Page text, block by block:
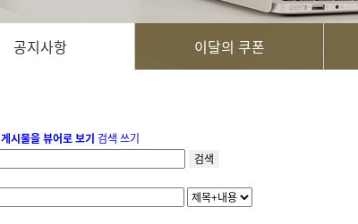
공지사항 이달의 쿠폰
게시물을 뷰어로 보기 검색 쓰기
검색